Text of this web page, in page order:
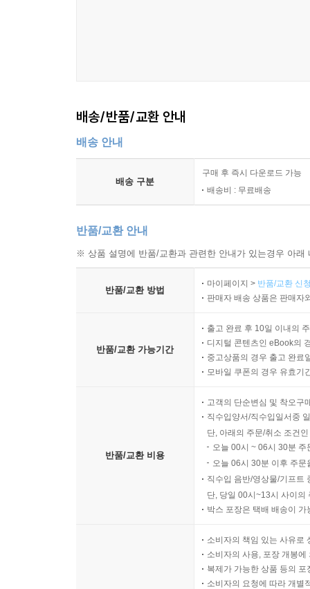
배송/반품/교환 안내
배송 안내
배송 구분
구매 후 즉시 다운로드 가능
배송비 : 무료배송
반품/교환 안내
※ 상품 설명에 반품/교환과 관련한 안내가 있는경우 아
반품/교환 방법
마이페이지 > 반품/교환 신
판매자 배송 상품은 판매자
반품/교환 가능기간
출고 완료 후 10일 이내의
디지털 콘텐츠인 eBook의
중고상품의 경우 출고 완료
모바일 쿠폰의 경우 유효기
반품/교환 비용
고객의 단순변심 및 착오구
직수입양서/직수입일서중
단, 아래의 주문/취소 조건
오늘 00시 ~ 06시 30분
오늘 06시 30분 이후 주
직수입 음반/영상물/기프트
단, 당일 00시~13시 사이의
박스 포장은 택배 배송이
소비자의 책임 있는 사유로
소비자의 사용, 포장 개봉
복제가 가능한 상품 등의
소비자의 요청에 따라 개별